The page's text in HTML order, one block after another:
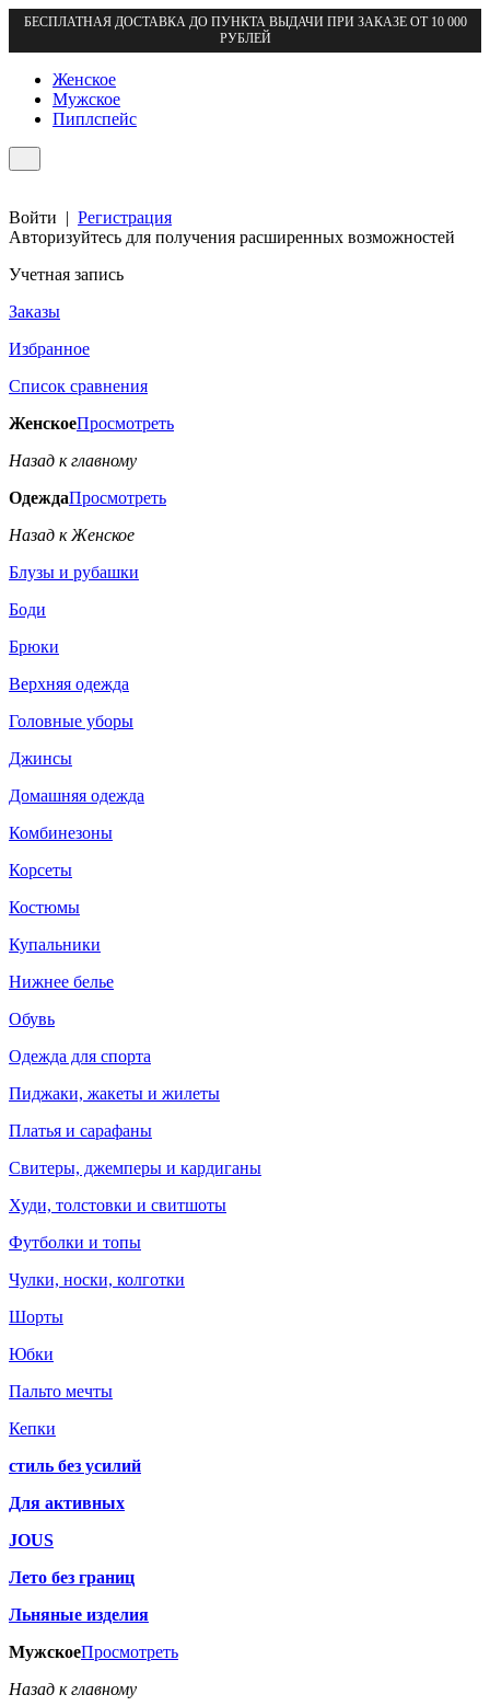
БЕСПЛАТНАЯ ДОСТАВКА ДО ПУНКТА ВЫДАЧИ ПРИ ЗАКАЗЕ ОТ 10 000
РУБЛЕЙ
Женское
Мужское
Пиплспейс
Войти | Регистрация
Авторизуйтесь для получения расширенных возможностей
Учетная запись
Заказы
Избранное
Список сравнения
ЖенскоеПросмотреть
Назад к главному
ОдеждаПросмотреть
Назад к Женское
Блузы и рубашки
Боди
Брюки
Верхняя одежда
Головные уборы
Джинсы
Домашняя одежда
Комбинезоны
Корсеты
Костюмы
Купальники
Нижнее белье
Обувь
Одежда для спорта
Пиджаки, жакеты и жилеты
Платья и сарафаны
Свитеры, джемперы и кардиганы
Худи, толстовки и свитшоты
Футболки и топы
Чулки, носки, колготки
Шорты
Юбки
Пальто мечты
Кепки
стиль без усилий
Для активных
JOUS
Лето без границ
Льняные изделия
МужскоеПросмотреть
Назад к главному